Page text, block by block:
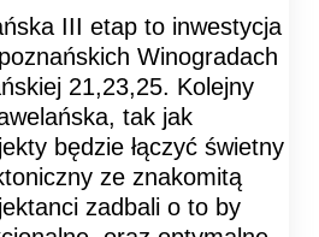
III etap to inwestycja
Winogradach
21,23,25. Kolejny
tak jak
będzie łączyć świetny
ze znakomitą
zadbali o to by